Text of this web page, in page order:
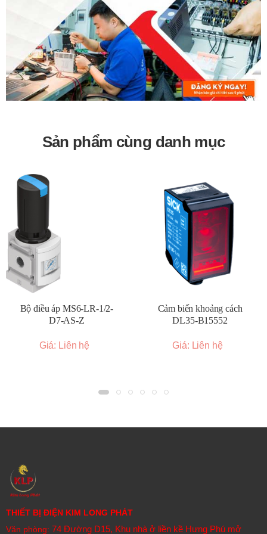
Sản phẩm cùng danh mục
Bộ điều áp MS6-LR-1/2-
D7-AS-Z
Giá: Liên hệ
Cảm biến khoảng cách
DL35-B15552
Giá: Liên hệ
THIẾT BỊ ĐIỆN KIM LONG PHÁT
Văn phòng: 74 Đường D15, Khu nhà ở liền kề Hưng Phú mở